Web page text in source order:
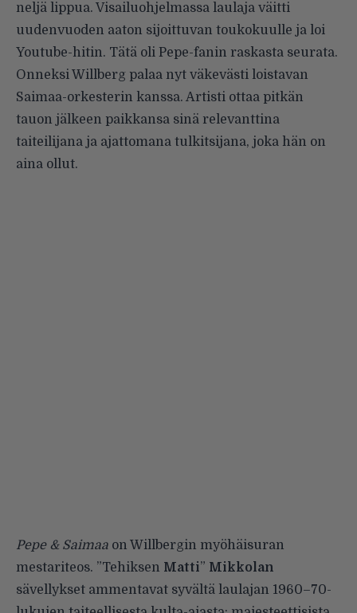
neljä lippua. Visailuohjelmassa laulaja väitti
uudenvuoden aaton sijoittuvan toukokuulle ja loi
Youtube-hitin. Tätä oli Pepe-fanin raskasta seurata.
Onneksi Willberg palaa nyt väkevästi loistavan
Saimaa-orkesterin kanssa. Artisti ottaa pitkän
tauon jälkeen paikkansa sinä relevanttina
taiteilijana ja ajattomana tulkitsijana, joka hän on
aina ollut.
Pepe & Saimaa on Willbergin myöhäisuran
mestariteos. ”Tehiksen Matti” Mikkolan
sävellykset ammentavat syvältä laulajan 1960–70-